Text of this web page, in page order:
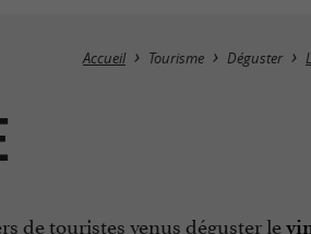
Accueil Tourisme Déguster
de touristes venus déguster le